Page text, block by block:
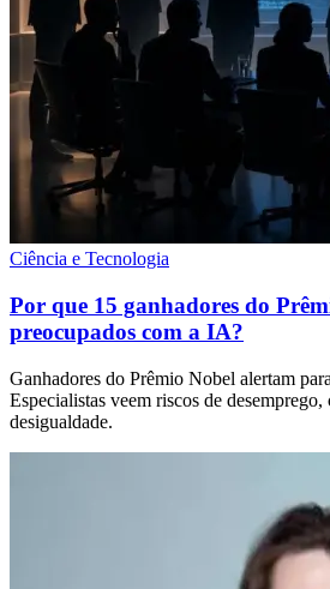
Ciência e Tecnologia
Por que 15 ganhadores do
preocupados com a IA?
Ganhadores do Prêmio Nobel alertam
Especialistas veem riscos de
desigualdade.